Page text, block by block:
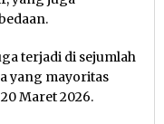
terjadi di sejumlah
yang mayoritas
Maret 2026.